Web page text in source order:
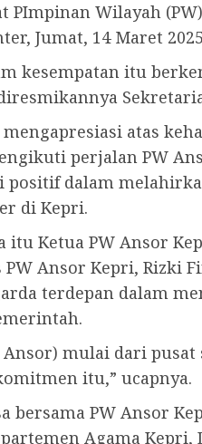
PImpinan Wilayah
Jumat, 14 Maret
kesempatan itu
atas
perjalan PW
dalam
di Kepri.
itu Ketua PW Ansor
PW Ansor Kepri, Rizki
terdepan dalam
Ansor) mulai dari
itu,” ucapnya.
bersama PW Ansor
Agama Kepri,